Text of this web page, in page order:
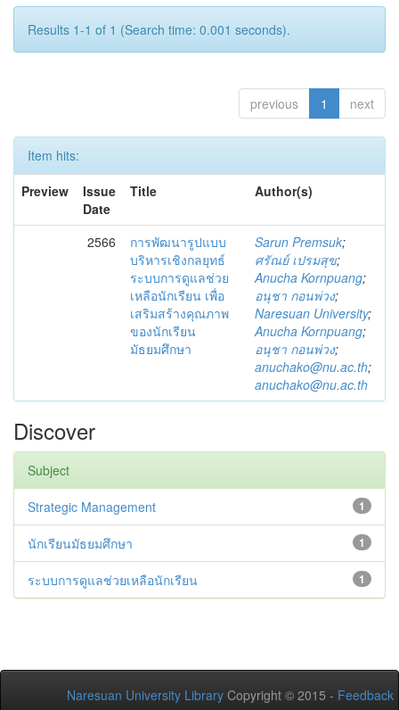
Results 1-1 of 1 (Search time: 0.001 seconds).
previous 1 next
Item hits:
Preview
Issue
Date
Title Author(s)
2566
การพัฒนารูปแบบ
บริหารเชิงกลยุทธ์
ระบบการดูแลช่วย
เหลือนักเรียน เพื่อ
เสริมสร้างคุณภาพ
ของนักเรียน
มัธยมศึกษา
Sarun Premsuk;
ศรัณย์ เปรมสุข;
Anucha Kornpuang;
อนุชา กอนพ่วง;
Naresuan University;
Anucha Kornpuang;
อนุชา กอนพ่วง;
anuchako@nu.ac.th;
anuchako@nu.ac.th
Discover
Subject
1
Strategic Management
1
นักเรียนมัธยมศึกษา
1
ระบบการดูแลช่วยเหลือนักเรียน
Naresuan University Library Copyright © 2015 - Feedback